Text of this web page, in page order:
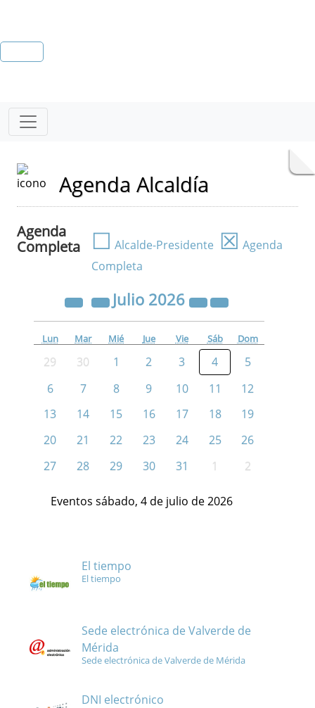
Agenda Alcaldía
Agenda
Completa
☐ Alcalde-Presidente ☒ Agenda
Completa
Julio 2026
Lun Mar Mié Jue Vie Sáb Dom
29 30 1 2 3 4
5
6
7 8 9 10 11
12
13
14 15 16 17 18
19
20
21 22 23 24 25
26
27
28 29 30 31 1 2
Eventos sábado, 4 de julio de 2026
El tiempo
El tiempo
Sede electrónica de Valverde de
Mérida
Sede electrónica de Valverde de Mérida
DNI electrónico